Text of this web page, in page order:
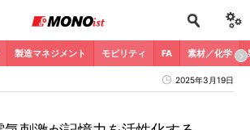
製造マネジメント モビリティ FA 素材／化学
2025年3月19日